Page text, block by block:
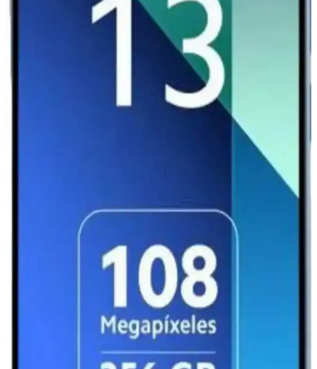
Xiaomi Redmi serisi, uygun fiyatlı ve yüksek performanslı akıllı
telefonlar olup, özellikle gençler ve bütçe dostu kullanıcılar için ideal
seçenekler sunar. Güncel teknolojik özellikleri ve kullanım
Redmi 13 ve Xiaomi 13 Karşılaştırması: Hangi
Model Sizin İçin Daha Uygun
Redmi 13 uygun fiyatlı ve temel ihtiyaçlara yönelikken, Xiaomi 13
gelişmiş özellikler ve yüksek performans sunar. Hangi model sizin
Redmi Note 11 ve Note 9 Pro Karşılaştırması: Hangi
Redmi Note 11 ve Note 9 Pro modellerinin tasarım, performans,
batarya ve kamera özellikleri detaylı karşılaştırmasıyla hangi
telefonun ihtiyaçlarınıza daha uygun olduğunu öğrenin.
Xiaomi Pad 7 ve ESIM Teknolojisiyle Geleceğin
Mobil Bağlantı Çözümleri
Xiaomi Pad 7, ESIM teknolojisi sayesinde fiziksel SIM ihtiyacını
ortadan kaldırarak kullanıcılarına kolay ve güvenli bağlantı imkanı